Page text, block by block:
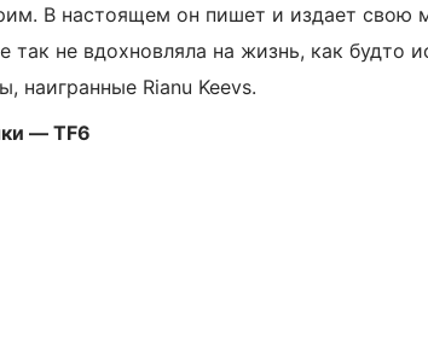
В настоящем он пишет и издает свою
так не вдохновляла на жизнь, как будто
наигранные Rianu Keevs.
— TF6